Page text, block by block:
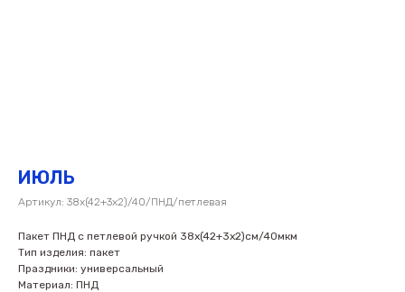
ИЮЛЬ
Артикул: 38х(42+3х2)/40/ПНД/петлевая
Пакет ПНД с петлевой ручкой 38х(42+3х2)см/40мкм
Тип изделия: пакет
Праздники: универсальный
Материал: ПНД